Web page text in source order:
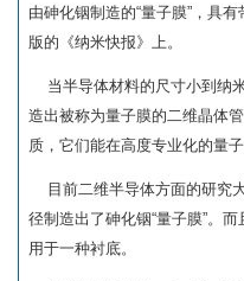
由砷化铟制造的“量子膜”，具
版的《纳米快报》上。
当半导体材料的尺寸小到纳
造出被称为量子膜的二维晶体
质，它们能在高度专业化的量
目前二维半导体方面的研究
径制造出了砷化铟“量子膜”。
用于一种衬底。